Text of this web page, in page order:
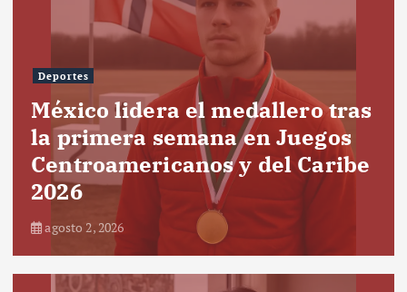
Deportes
México lidera el medallero tras
la primera semana en Juegos
Centroamericanos y del Caribe
2026
agosto 2, 2026